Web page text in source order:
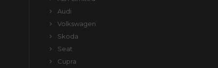
Audi
Volkswagen
Skoda
Seat
Cupra